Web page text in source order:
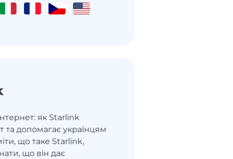
як Starlink
та допомагає українцям
що таке Starlink,
що він дає